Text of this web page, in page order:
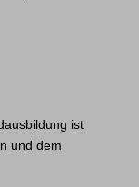
ist
und dem